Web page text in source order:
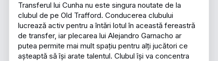
Transferul lui Cunha nu este singura noutate de la
clubul de pe Old Trafford. Conducerea clubului
lucrează activ pentru a întări lotul în această fereastră
de transfer, iar plecarea lui Alejandro Garnacho ar
putea permite mai mult spațiu pentru alți jucători ce
așteaptă să își arate talentul. Clubul își va concentra